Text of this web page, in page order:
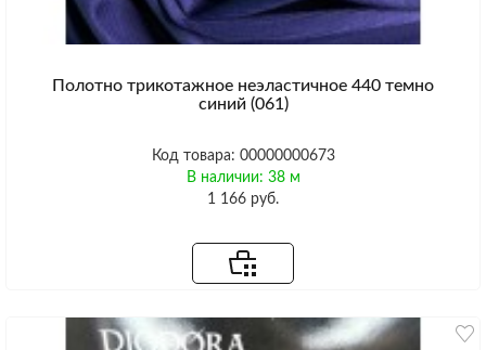
Полотно трикотажное неэластичное 440 темно
синий (061)
Код товара: 00000000673
В наличии: 38 м
1 166 руб.